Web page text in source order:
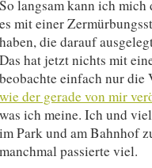
So langsam kann ich
es mit einer
haben, die darauf
Das hat jetzt nichts mit
beobachte einfach nur die
wie der gerade von mir
was ich meine. Ich und
im Park und am Bahnhof
manchmal passierte viel.